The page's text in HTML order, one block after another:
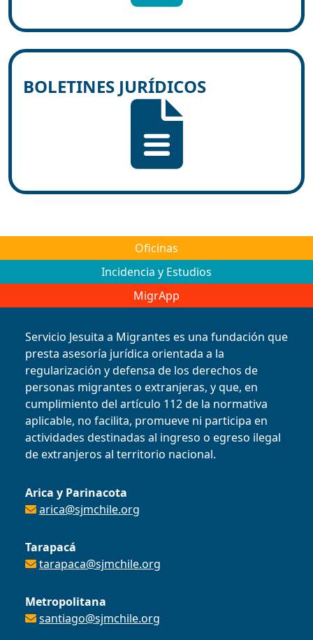
BOLETINES JURÍDICOS
Oficinas
Incidencia y Estudios
MigrApp
Servicio Jesuita a Migrantes es una fundación que
presta asesoría jurídica orientada a la
regularización y defensa de los derechos de
personas migrantes o extranjeras, y que, en
cumplimiento del artículo 112 de la normativa
aplicable, no facilita, promueve ni participa en
actividades destinadas al ingreso o egreso ilegal
de extranjeros al territorio nacional.
Arica y Parinacota
arica@sjmchile.org
Tarapacá
tarapaca@sjmchile.org
Metropolitana
santiago@sjmchile.org